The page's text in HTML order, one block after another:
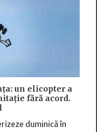
un elicopter a
fără acord.
duminică în